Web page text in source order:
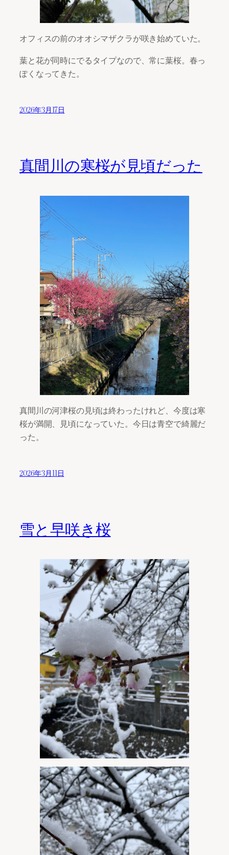
オフィスの前のオオシマザクラが咲き始めていた。
葉と花が同時にでるタイプなので、常に葉桜。春っ
ぽくなってきた。
2026年3月17日
真間川の寒桜が見頃だった
真間川の河津桜の見頃は終わったけれど、今度は寒
桜が満開、見頃になっていた。今日は青空で綺麗だ
った。
2026年3月11日
雪と早咲き桜